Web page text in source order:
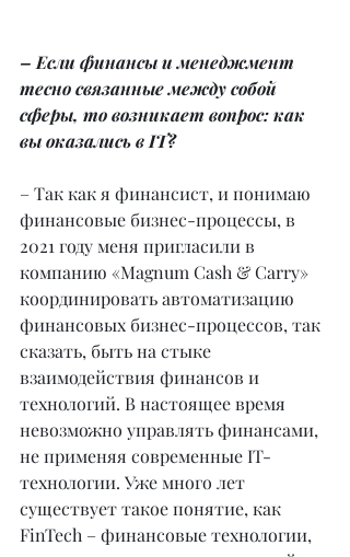
– Если финансы и менеджмент
тесно связанные между собой
сферы, то возникает вопрос: как
вы оказались в IT?
– Так как я финансист, и понимаю
финансовые бизнес-процессы, в
2021 году меня пригласили в
компанию «Magnum Cash & Carry»
координировать автоматизацию
финансовых бизнес-процессов, так
сказать, быть на стыке
взаимодействия финансов и
технологий. В настоящее время
невозможно управлять финансами,
не применяя современные IT-
технологии. Уже много лет
существует такое понятие, как
FinTech – финансовые технологии,